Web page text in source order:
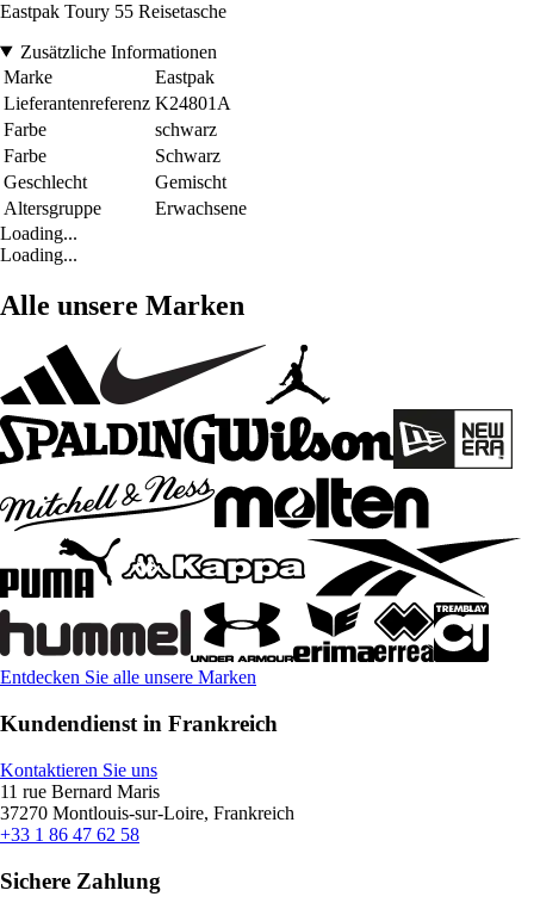
Eastpak Toury 55 Reisetasche
Zusätzliche Informationen
Marke
Eastpak
Lieferantenreferenz K24801A
Farbe
schwarz
Farbe
Schwarz
Geschlecht
Gemischt
Altersgruppe
Erwachsene
Loading...
Loading...
Alle unsere Marken
Entdecken Sie alle unsere Marken
Kundendienst in Frankreich
Kontaktieren Sie uns
11 rue Bernard Maris
37270 Montlouis-sur-Loire, Frankreich
+33 1 86 47 62 58
Sichere Zahlung